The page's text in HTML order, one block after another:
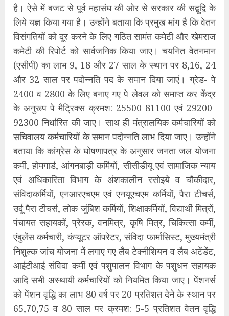
है। ऐसे में बजट से पूर्व महासंघ की ओर से सरकार की सद्बुद्वि के
लिये यज्ञ किया गया है। उन्होंने बताया कि प्रमुख मांग है कि वेतन
विसंगतियों को दूर करने के लिए गठित सामंत कमेटी और खेमराज
कमेटी की रिपोर्ट को सार्वजनिक किया जाए। चयनित वेतनमान
(एसीपी) का लाभ 9, 18 और 27 साल के स्थान पर 8,16, 24
और 32 साल पर पदोन्नति पद के समान दिया जाएं। ग्रेड- पे
2400 व 2800 के लिए बनाए गए पे-लेवल को समाप्त कर केंद्र
के अनुरूप पे मैट्रिक्स क्रमश: 25500-81100 एवं 29200-
92300 निर्धारित की जाए। साथ ही मंत्रालयिक कर्मचारियों को
सचिवालय कर्मचारियों के समान पदोन्नति लाभ दिया जाए। उन्होंने
बताया कि कांग्रेस के घोषणापत्र के अनुसार जनता जल योजना
कर्मी, होमगार्ड, आंगनबाड़ी कर्मियों, सीसीडीयू एवं सामाजिक न्याय
एवं अधिकारिता विभाग के अंशकालीन रसोइये व चौकीदार,
संविदाकर्मियों, एनआरएचएम एवं एनयूएचएम कर्मियों, पैरा टीचर्स,
उर्दू पैरा टीचर्स, लोक जुंबिश कर्मियों, शिक्षाकर्मियों, विद्यार्थी मित्रों,
पंचायत सहायकों, प्रेरक, वनमित्र, कृषि मित्र, चिकित्सा कर्मी,
एंबुलेंस कर्मचारी, कंप्यूटर ऑपरेटर, संविदा फार्मासिस्ट, मुख्यमंत्री
निशुल्क जांच योजना में लगाए गए लैब टेक्नीशियन व लैब अटेंडेंट,
आईटीआई संविदा कर्मी एवं पशुपालन विभाग के पशुधन सहायक
आदि सभी अस्थायी कर्मचारियों को नियमित किया जाए। पेंशनर्स
को पेंशन वृद्धि का लाभ 80 वर्ष पर 20 प्रतिशत देने के स्थान पर
65,70,75 व 80 साल पर क्रमश: 5-5 प्रतिशत वेतन वृद्धि